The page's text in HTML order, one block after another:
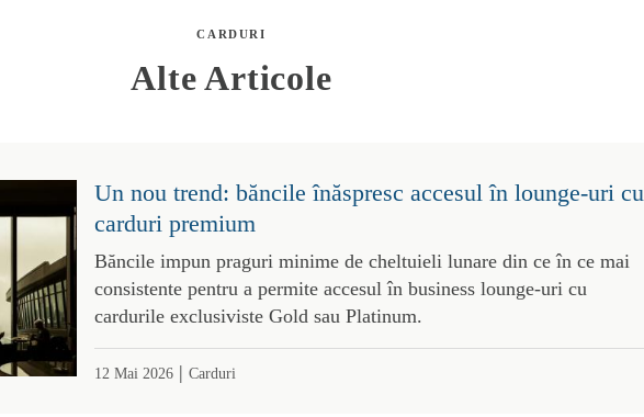
CARDURI
Alte Articole
Un nou trend: băncile înăspresc accesul în lounge-uri cu
carduri premium
Băncile impun praguri minime de cheltuieli lunare din ce în ce mai
consistente pentru a permite accesul în business lounge-uri cu
cardurile exclusiviste Gold sau Platinum.
12 Mai 2026| Carduri